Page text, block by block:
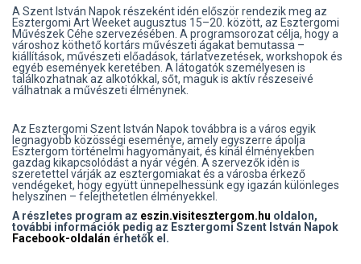
A Szent István Napok részeként idén először rendezik meg az
Esztergomi Art Weeket augusztus 15–20. között, az Esztergomi
Művészek Céhe szervezésében. A programsorozat célja, hogy a
városhoz köthető kortárs művészeti ágakat bemutassa –
kiállítások, művészeti előadások, tárlatvezetések, workshopok és
egyéb események keretében. A látogatók személyesen is
találkozhatnak az alkotókkal, sőt, maguk is aktív részeseivé
válhatnak a művészeti élménynek.
Az Esztergomi Szent István Napok továbbra is a város egyik
legnagyobb közösségi eseménye, amely egyszerre ápolja
Esztergom történelmi hagyományait, és kínál élményekben
gazdag kikapcsolódást a nyár végén. A szervezők idén is
szeretettel várják az esztergomiakat és a városba érkező
vendégeket, hogy együtt ünnepelhessünk egy igazán különleges
helyszínen – felejthetetlen élményekkel.
A részletes program az eszin.visitesztergom.hu oldalon,
további információk pedig az Esztergomi Szent István Napok
Facebook-oldalán érhetők el.